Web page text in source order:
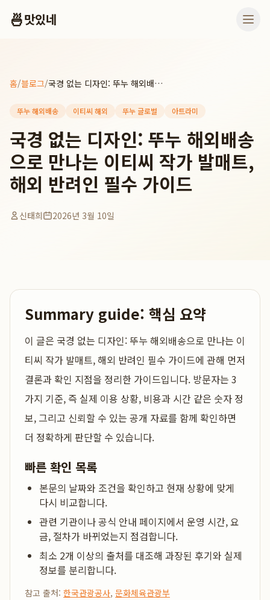
🍜맛있네
홈/블로그/ 국경 없는 디자인: 뚜누 해외배송으로 만나는 이티씨 작가 발매트, 해외 반려인 필수 가이드
뚜누 해외배송 이티씨 해외 뚜누 글로벌 아트라미
국경 없는 디자인: 뚜누 해외배송
으로 만나는 이티씨 작가 발매트,
해외 반려인 필수 가이드
신태희 2026년 3월 10일
Summary guide: 핵심 요약
이 글은 국경 없는 디자인: 뚜누 해외배송으로 만나는 이
티씨 작가 발매트, 해외 반려인 필수 가이드에 관해 먼저
결론과 확인 지점을 정리한 가이드입니다. 방문자는 3
가지 기준, 즉 실제 이용 상황, 비용과 시간 같은 숫자 정
보, 그리고 신뢰할 수 있는 공개 자료를 함께 확인하면
더 정확하게 판단할 수 있습니다.
빠른 확인 목록
본문의 날짜와 조건을 확인하고 현재 상황에 맞게
다시 비교합니다.
관련 기관이나 공식 안내 페이지에서 운영 시간, 요
금, 절차가 바뀌었는지 점검합니다.
최소 2개 이상의 출처를 대조해 과장된 후기와 실제
정보를 분리합니다.
참고 출처: 한국관광공사, 문화체육관광부